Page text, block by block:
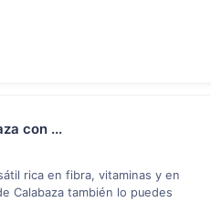
con ...
rica en fibra, vitaminas y en
Calabaza también lo puedes